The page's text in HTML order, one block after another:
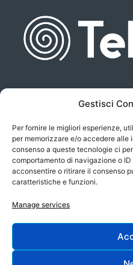
Gestisci
Per fornire le migliori esperienze,
per memorizzare e/o accedere alle
consenso a queste tecnologie ci
comportamento di navigazione o
acconsentire o ritirare il consenso
caratteristiche e funzioni.
Manage services
Piazza san Giovanni, 6
P.Iva 00566630323
Progetto